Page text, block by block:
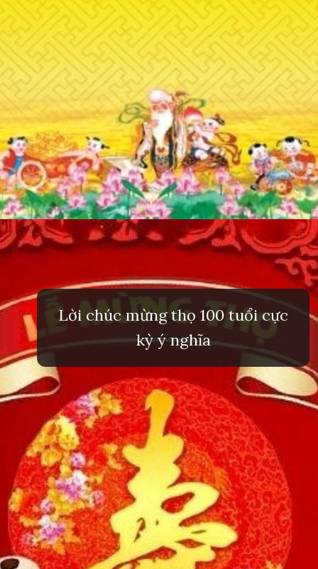
Đang mở https://inminhkhoi.com/loi-chuc-mung-tho
Lời chúc mừng thọ 100 tuổi cực
kỳ ý nghĩa